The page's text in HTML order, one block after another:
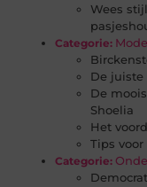
Wees
Categorie:
De
De
Shoelia
Het
Tips
Categorie: